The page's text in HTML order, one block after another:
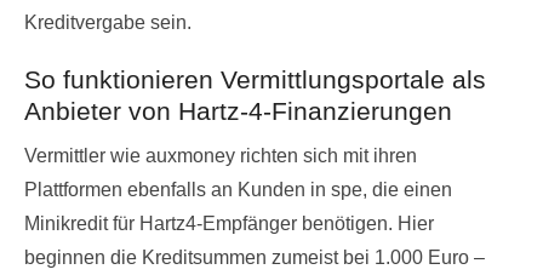
Kreditvergabe sein.
So funktionieren Vermittlungsportale als
Anbieter von Hartz-4-Finanzierungen
Vermittler wie auxmoney richten sich mit ihren
Plattformen ebenfalls an Kunden in spe, die einen
Minikredit für Hartz4-Empfänger benötigen. Hier
beginnen die Kreditsummen zumeist bei 1.000 Euro –